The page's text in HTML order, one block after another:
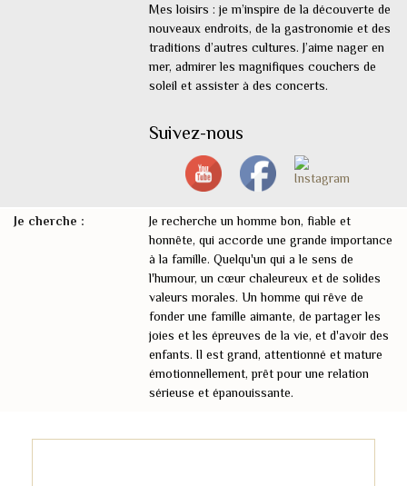
Mes loisirs : je m’inspire de la découverte de
nouveaux endroits, de la gastronomie et des
traditions d’autres cultures. J’aime nager en
mer, admirer les magnifiques couchers de
soleil et assister à des concerts.
Suivez-nous
Je cherche :
Je recherche un homme bon, fiable et
honnête, qui accorde une grande importance
à la famille. Quelqu'un qui a le sens de
l'humour, un cœur chaleureux et de solides
valeurs morales. Un homme qui rêve de
fonder une famille aimante, de partager les
joies et les épreuves de la vie, et d'avoir des
enfants. Il est grand, attentionné et mature
émotionnellement, prêt pour une relation
sérieuse et épanouissante.